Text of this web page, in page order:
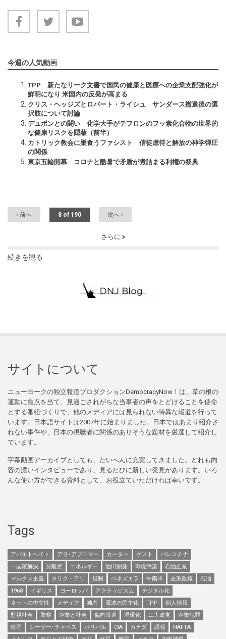
今週の人気動画
TPP 新たなリーク文書で国民の健康と医療への企業支配強化が
鮮明になり 米国内の反発が高まる
クリス・ヘッジズとロバート・ライシュ サンダース撤退後の選
択肢について討論
デュポンとの闘い 化学大手がテフロンのフッ素化合物の世界的
な健康リスクを隠蔽（前半）
カトリック教会に巣食うファシスト 信徒虐待と解放の神学弾圧
の関係
東京五輪開幕 コロナと酷暑で矛盾が煮詰まる利権の祭典
‹ 前へ 8 of 190 次へ ›
さらに
続きを観る
サイトについて
ニューヨークの独立報道プロダクションDemocracyNow！は、草の根の
運動に焦点を当て、見過ごされがちな当事者の声をとどけることを使命
とする番組づくりで、他のメディアには見られない特異な報道を行って
います。日本語サイトは2007年に始まりました。日本ではあまり紹介さ
れない事件や、日本の視聴者に関係のありそうな題材を厳選して紹介し
ています。
字幕動画アーカイブとしても、たいへんに充実してきました。どれも内
容の濃いインタビューであり、見るたびに新しい発見があります。いろ
んな使い方ができる資料として、お役立ていただければ幸いです。
Tags
アパルトヘイト アリ･アブニマー カーター ゲスト
パレスチナ
一国家解決
分離壁 エネルギー 油田開発 環境汚染
石油企業
マルクス主義
タリク・アリ 規制 ベネズエラ 中南米 左派政権
石油
1968
イギリス ヨーロッパ アクティビズム
デジタル化
ネットの中立性
メディア 独占 電波の民主化 TPP
個人情報
監視社会
警察 企業と社会 偏向報道 温暖化 二大政党
企業犯罪
映画
シーザー･チャベス ボリバル CIA カナダ 諜報
NAFTA